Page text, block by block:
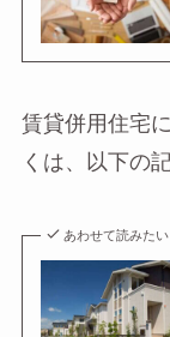
賃貸併用住宅
くは、以下の
あわせて読みたい